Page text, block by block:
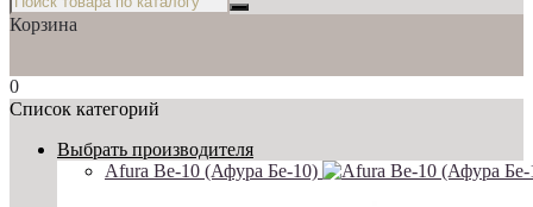
Корзина
0
Список категорий
Выбрать производителя
Afura Be-10 (Афура Бе-10)